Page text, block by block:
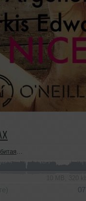
Light Remix)